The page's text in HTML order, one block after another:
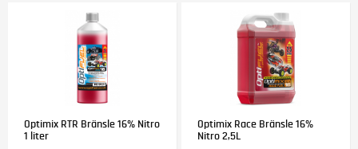
Optimix RTR Bränsle 16% Nitro
1 liter
Optimix Race Bränsle 16%
Nitro 2,5L